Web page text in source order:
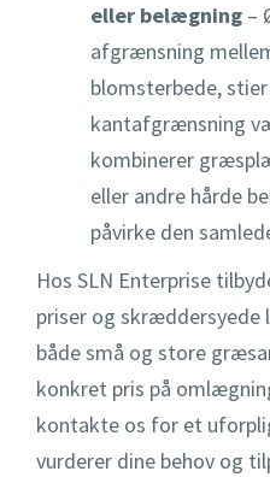
eller belægning –
afgrænsning
blomsterbede,
kantafgrænsning
kombinerer
eller andre hårde
påvirke den
Hos SLN Enterprise
priser og
både små og store
konkret pris på
kontakte os for et
vurderer dine behov og